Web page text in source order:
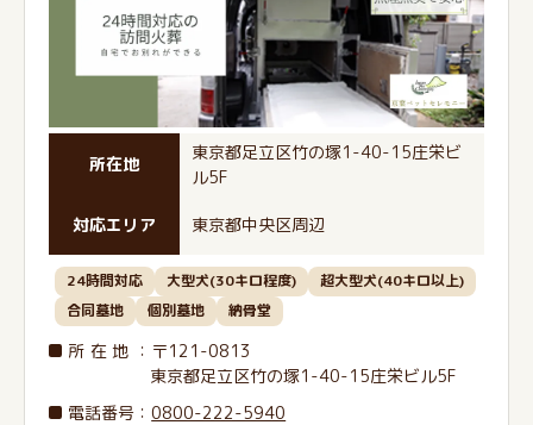
所在地
東京都足立区竹の塚1-40-15庄栄ビ
ル5F
対応エリア 東京都中央区周辺
24時間対応 大型犬(30キロ程度)
超大型犬(40キロ以上)
合同墓地
個別墓地 納骨堂
所在地 ：〒121-0813
東京都足立区竹の塚1-40-15庄栄ビル5F
電話番号 ：0800-222-5940